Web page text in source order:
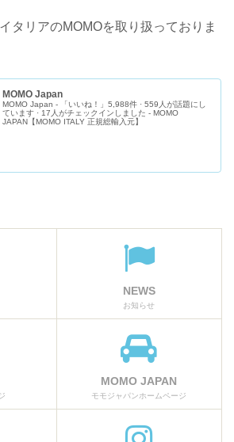
タリアのMOMOを取り扱っておりま
MOMO Japan
MOMO Japan - 「いいね！」5,988件 · 559人が話題にし
ています · 17人がチェックインしました - MOMO
JAPAN【MOMO ITALY 正規総輸入元】
NEWS
お知らせ
MOMO JAPAN
モモジャパンホームページ